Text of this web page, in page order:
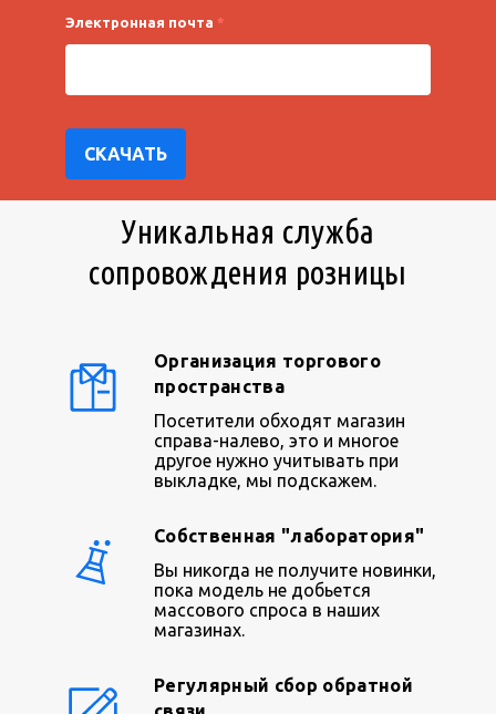
Электронная почта *
СКАЧАТЬ
Уникальная служба
сопровождения розницы
Организация торгового
пространства
Посетители обходят магазин
справа-налево, это и многое
другое нужно учитывать при
выкладке, мы подскажем.
Собственная "лаборатория"
Вы никогда не получите новинки,
пока модель не добьется
массового спроса в наших
магазинах.
Регулярный сбор обратной